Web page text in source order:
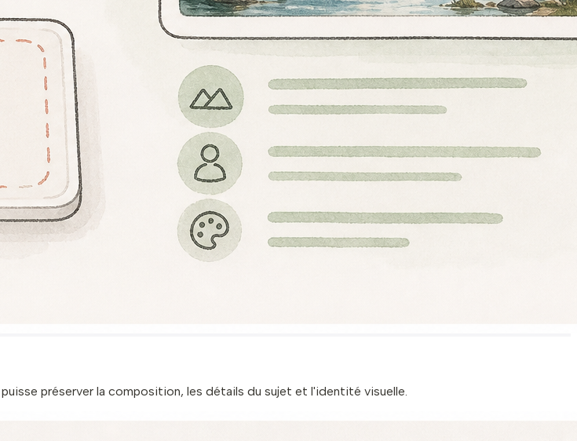
préserver la composition, les détails du sujet et l'identité visuelle.